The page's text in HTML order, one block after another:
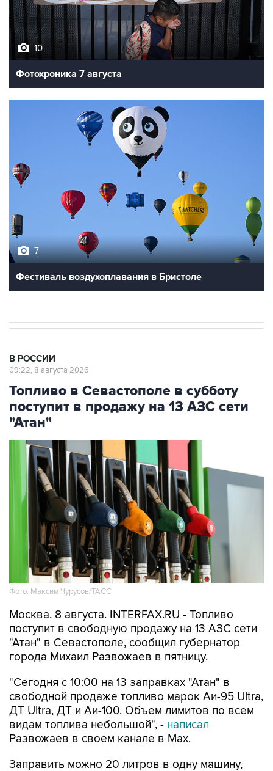
10
Фотохроника 7 августа
7
Фестиваль воздухоплавания в Бристоле
В РОССИИ
09:22, 8 августа 2026
Топливо в Севастополе в субботу
поступит в продажу на 13 АЗС сети
"Атан"
Фото: Максим Чурусов/ТАСС
Москва. 8 августа. INTERFAX.RU - Топливо
поступит в свободную продажу на 13 АЗС сети
"Атан" в Севастополе, сообщил губернатор
города Михаил Развожаев в пятницу.
"Сегодня с 10:00 на 13 заправках "Атан" в
свободной продаже топливо марок Аи-95 Ultra,
ДТ Ultra, ДТ и Аи-100. Объем лимитов по всем
видам топлива небольшой", - написал
Развожаев в своем канале в Max.
Заправить можно 20 литров в одну машину,